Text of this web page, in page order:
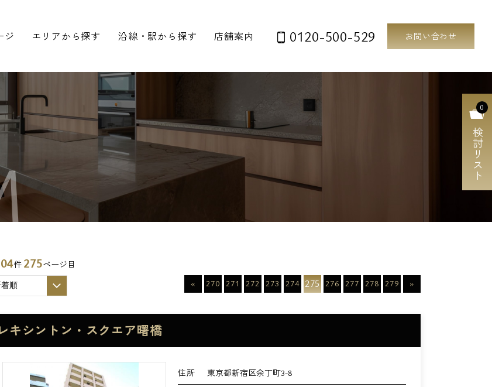
ジ エリアから探す 沿線・駅から探す 店舗案内 0120-500-529 お問い合わせ
0
検討リスト
件 275ページ目
«
270 271 272 273 274 275 276 277 278 279 »
キシントン・スクエア曙橋
住所 東京都新宿区余丁町3-8